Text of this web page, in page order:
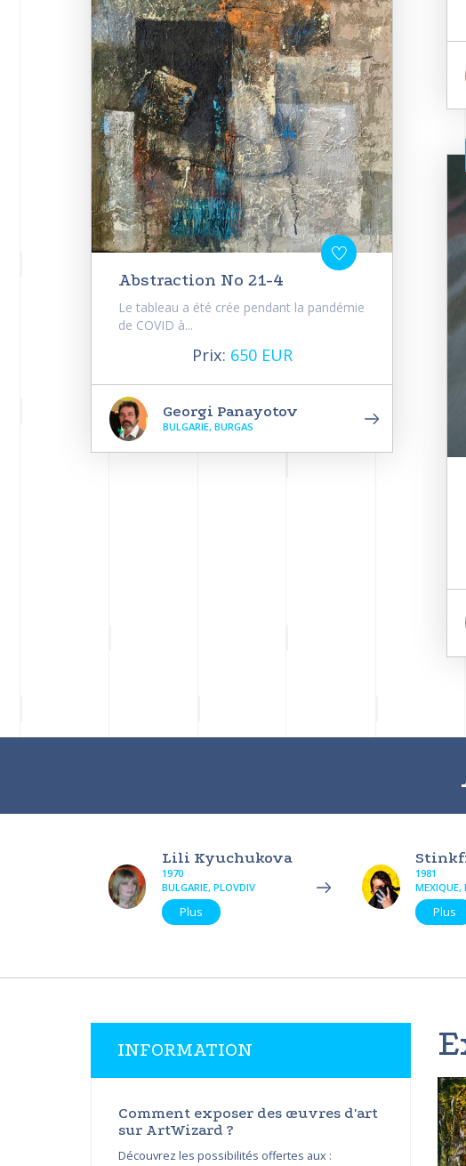
Abstraction No 21-4
Le tableau a été crée pendant la pandémie
de COVID à...
Prix: 650 EUR
Georgi Panayotov
BULGARIE, BURGAS
Lili Kyuchukova
1970
BULGARIE, PLOVDIV
Plus
1981
MEXIQUE,
Plus
INFORMATION
Comment exposer des œuvres d'art
sur ArtWizard ?
Découvrez les possibilités offertes aux :